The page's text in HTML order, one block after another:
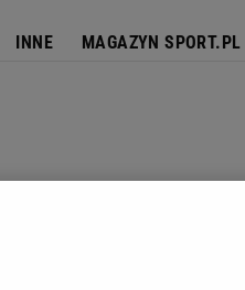
INNE MAGAZYN SPORT.PL